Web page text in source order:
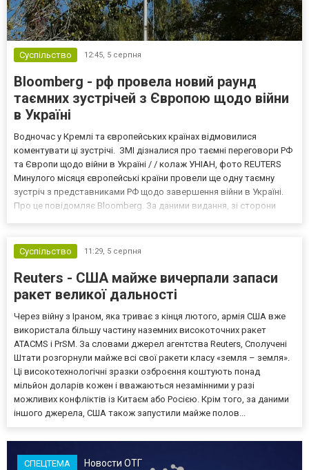
Суспільство 12:45, 5 серпня
Bloomberg - рф провела новий раунд
таємних зустрічей з Європою щодо війни
в Україні
Водночас у Кремлі та європейських країнах відмовилися
коментувати ці зустрічі. ЗМІ дізналися про таємні переговори РФ
та Європи щодо війни в Україні / / колаж УНІАН, фото REUTERS
Минулого місяця європейські країни провели ще одну таємну
зустріч з представниками РФ щодо завершення війни в Україні.
Про це повідомляє Bloomberg. За даними видання, зі сторони
Суспільство
11:29, 5 серпня
Reuters - США майже вичерпали запаси
ракет великої дальності
Через війну з Іраном, яка триває з кінця лютого, армія США вже
використала більшу частину наземних високоточних ракет
ATACMS і PrSM. За словами джерел агентства Reuters, Сполучені
Штати розгорнули майже всі свої ракети класу «земля – земля».
Ці високотехнологічні зразки озброєння коштують понад
мільйон доларів кожен і вважаються незамінними у разі
можливих конфліктів із Китаєм або Росією. Крім того, за даними
іншого джерела, США також запустили майже полов...
СПЕЦТЕМА Новости ОТГ